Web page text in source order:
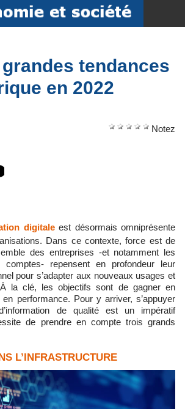
tendances
en 2022
Notez
digitaleest désormais omniprésente
Dans ce contexte, force est de
des entreprises -et notamment les
repensent en profondeur leur
pour s’adapter aux nouveaux usages et
la clé, les objectifs sont de gagner en
performance. Pour y arriver, s’appuyer
de qualité est un impératif
de prendre en compte trois grands
L’INFRASTRUCTURE